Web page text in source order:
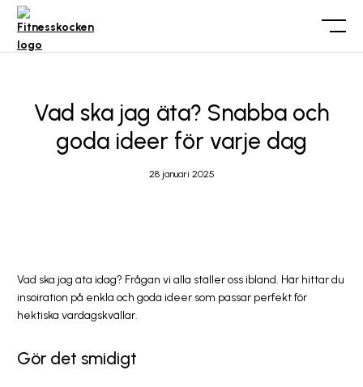
Vad ska jag äta? Snabba och
goda ideer för varje dag
28 januari 2025
Vad ska jag äta idag? Frågan vi alla ställer oss ibland. Här hittar du
insoiration på enkla och goda ideer som passar perfekt för
hektiska vardagskvällar.
Gör det smidigt